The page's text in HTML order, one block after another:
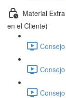
Material
en el Cliente)